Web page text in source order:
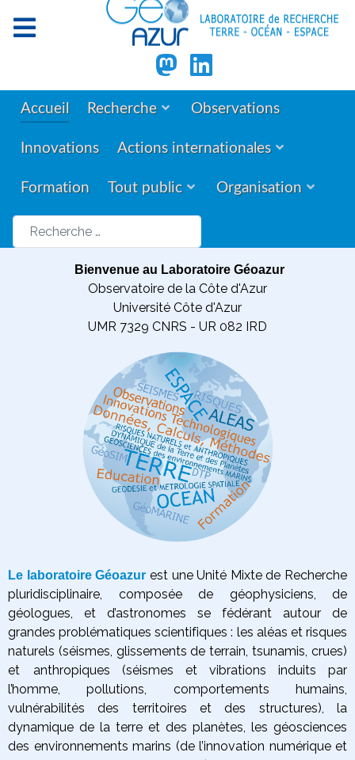
Accueil Recherche Observations
Innovations Actions internationales
Formation Tout public Organisation
Rechercher
Bienvenue au Laboratoire Géoazur
Observatoire de la Côte d'Azur
Université Côte d'Azur
UMR 7329 CNRS - UR 082 IRD
Le laboratoire Géoazur est une Unité Mixte de Recherche
pluridisciplinaire, composée de géophysiciens, de
géologues, et d’astronomes se fédérant autour de
grandes problématiques scientifiques : les aléas et risques
naturels (séismes, glissements de terrain, tsunamis, crues)
et anthropiques (séismes et vibrations induits par
l’homme, pollutions, comportements humains,
vulnérabilités des territoires et des structures), la
dynamique de la terre et des planètes, les géosciences
des environnements marins (de l’innovation numérique et